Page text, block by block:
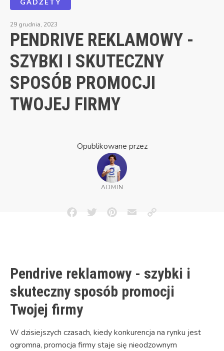
29 grudnia, 2023
PENDRIVE REKLAMOWY -
SZYBKI I SKUTECZNY
SPOSÓB PROMOCJI
TWOJEJ FIRMY
Opublikowane przez
ADMIN
FacebookTwitterPinterestEmailCopy
Pendrive reklamowy - szybki i
skuteczny sposób promocji
Twojej firmy
W dzisiejszych czasach, kiedy konkurencja na rynku jest
ogromna, promocja firmy staje się nieodzownym